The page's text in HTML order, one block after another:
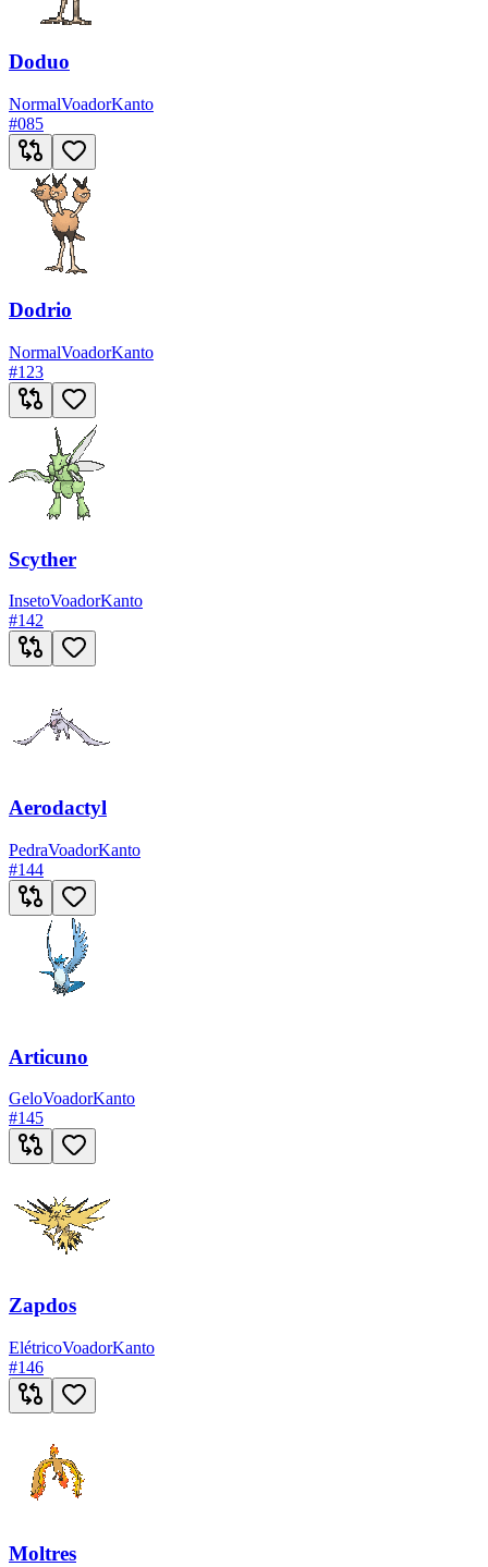
Doduo
NormalVoadorKanto
#085
Dodrio
NormalVoadorKanto
#123
Scyther
InsetoVoadorKanto
#142
Aerodactyl
PedraVoadorKanto
#144
Articuno
GeloVoadorKanto
#145
Zapdos
ElétricoVoadorKanto
#146
Moltres